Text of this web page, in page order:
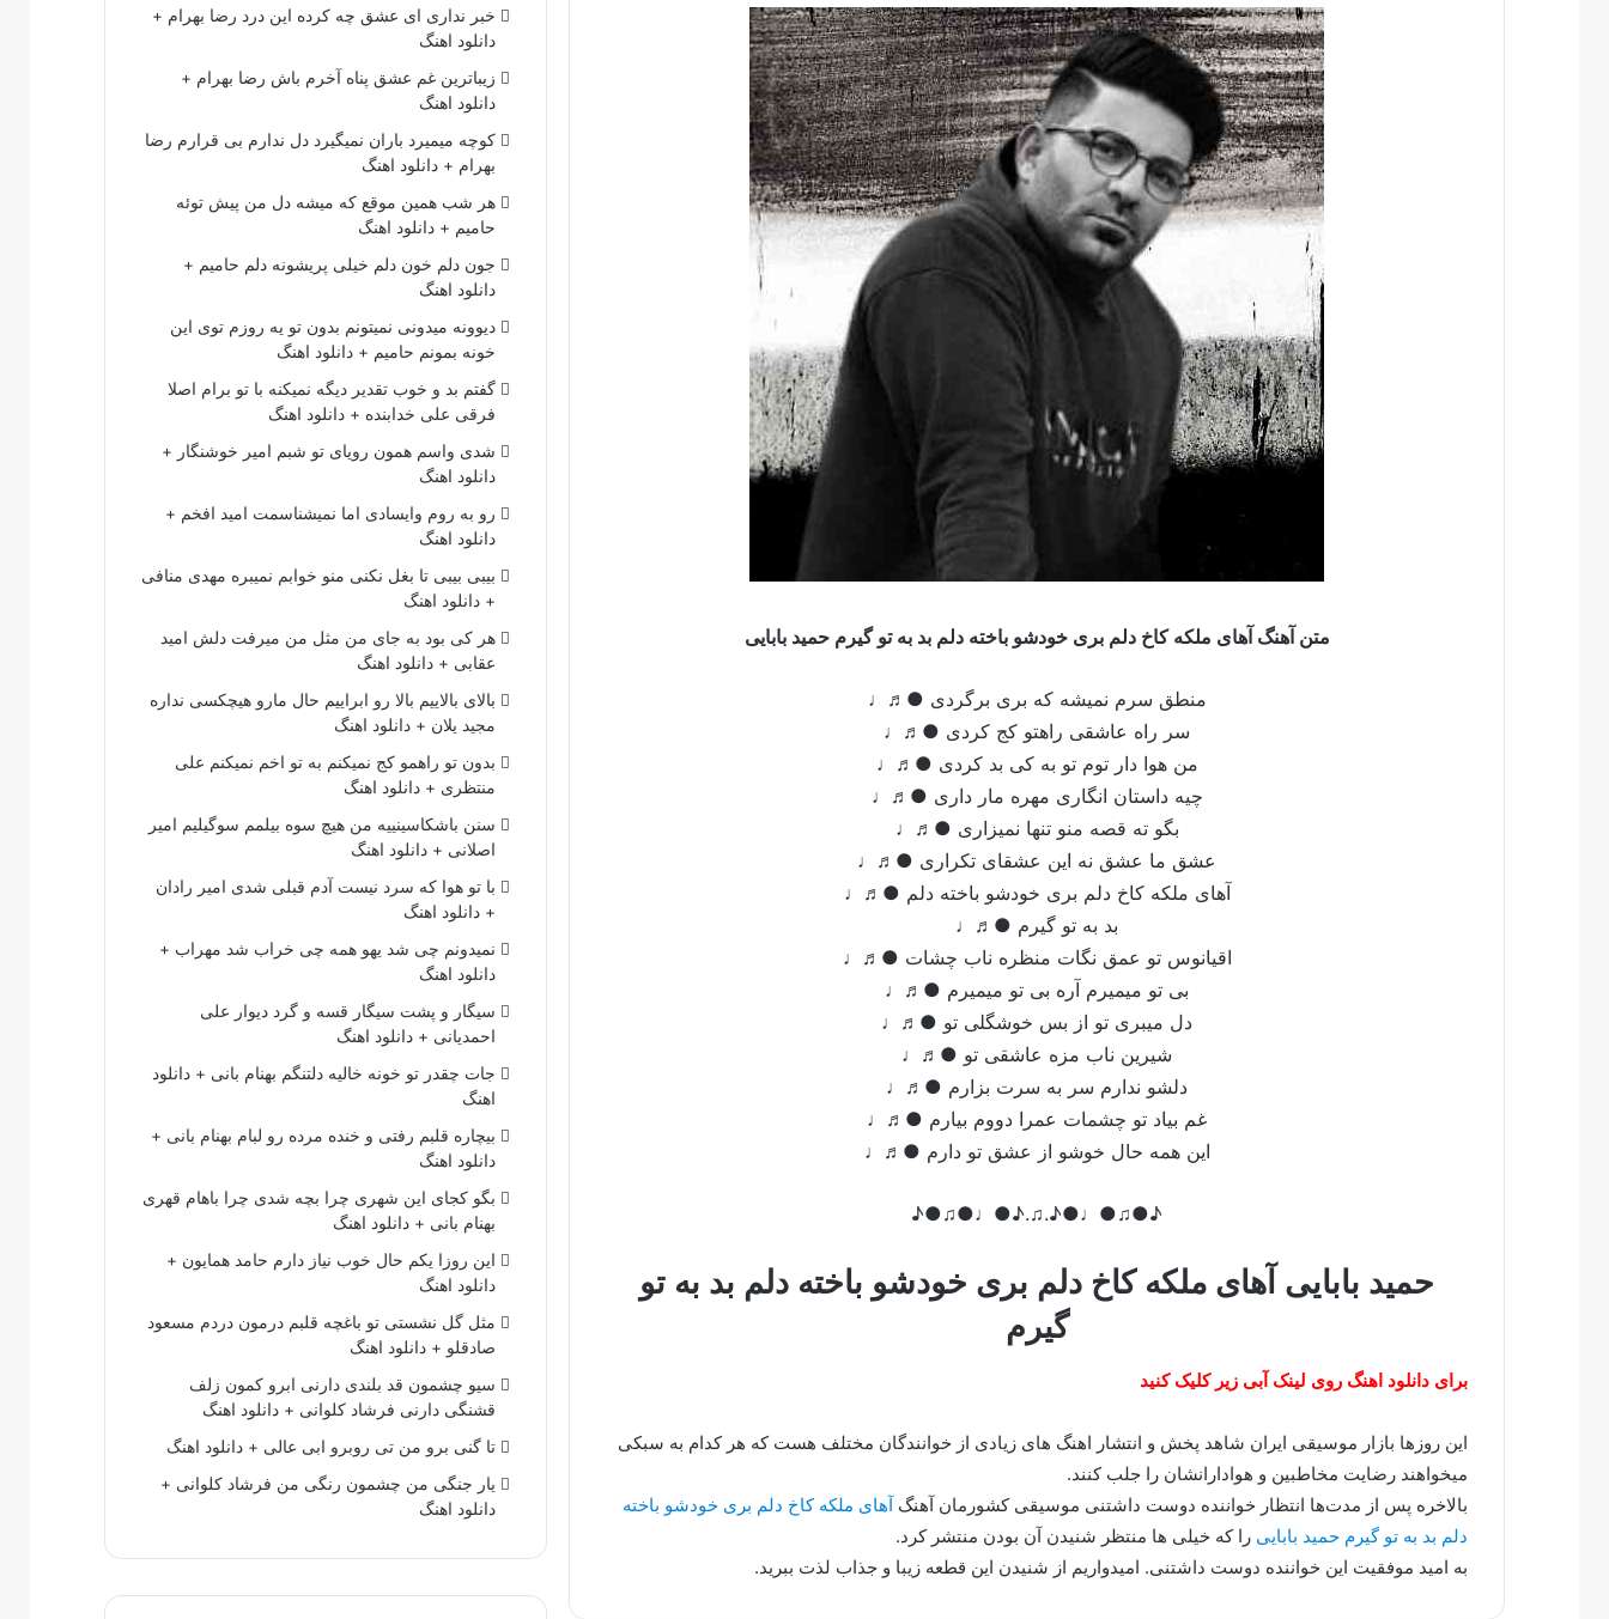
متن آهنگ آهای ملکه کاخ دلم بری خودشو باخته دلم بد به تو گیرم حمید بابایی
منطق سرم نمیشه که بری برگردی ●♬♩
سر راه عاشقی راهتو کج کردی ●♬♩
من هوا دار توم تو به کی بد کردی ●♬♩
چیه داستان انگاری مهره مار داری ●♬♩
بگو ته قصه منو تنها نمیزاری ●♬♩
عشق ما عشق نه این عشقای تکراری ●♬♩
آهای ملکه کاخ دلم بری خودشو باخته دلم ●♬♩
بد به تو گیرم ●♬♩
اقیانوس تو عمق نگات منظره ناب چشات ●♬♩
بی تو میمیرم آره بی تو میمیرم ●♬♩
دل میبری تو از بس خوشگلی تو ●♬♩
شیرین ناب مزه عاشقی تو ●♬♩
دلشو ندارم سر به سرت بزارم ●♬♩
غم بیاد تو چشمات عمرا دووم بیارم ●♬♩
این همه حال خوشو از عشق تو دارم ●♬♩
♪●♫●♩●♪.♫.♪●♩●♫●♪
حمید بابایی آهای ملکه کاخ دلم بری خودشو باخته دلم بد به تو
گیرم
برای دانلود اهنگ روی لینک آبی زیر کلیک کنید
این روزها بازار موسیقی ایران شاهد پخش و انتشار اهنگ های زیادی از خوانندگان مختلف هست که هر کدام به سبکی
میخواهند رضایت مخاطبین و هوادارانشان را جلب کنند.
بالاخره پس از مدت‌ها انتظار خواننده دوست داشتنی موسیقی کشورمان آهنگآهای ملکه کاخ دلم بری خودشو باخته
دلم بد به تو گیرم حمید بابایی را که خیلی ها منتظر شنیدن آن بودن منتشر کرد.
به امید موفقیت این خواننده دوست داشتنی. امیدواریم از شنیدن این قطعه زیبا و جذاب لذت ببرید.
خبر نداری ای عشق چه کرده این درد رضا بهرام +
دانلود اهنگ
زیباترین غم عشق پناه آخرم باش رضا بهرام +
دانلود اهنگ
کوچه میمیرد باران نمیگیرد دل ندارم بی قرارم رضا
بهرام + دانلود اهنگ
هر شب همین موقع که میشه دل من پیش توئه
حامیم + دانلود اهنگ
جون دلم خون دلم خیلی پریشونه دلم حامیم +
دانلود اهنگ
دیوونه میدونی نمیتونم بدون تو یه روزم توی این
خونه بمونم حامیم + دانلود اهنگ
گفتم بد و خوب تقدیر دیگه نمیکنه با تو برام اصلا
فرقی علی خدابنده + دانلود اهنگ
شدی واسم همون رویای تو شبم امیر خوشنگار +
دانلود اهنگ
رو به روم وایسادی اما نمیشناسمت امید افخم +
دانلود اهنگ
بیبی بیبی تا بغل نکنی منو خوابم نمیبره مهدی منافی
+ دانلود اهنگ
هر کی بود به جای من مثل من میرفت دلش امید
عقابی + دانلود اهنگ
بالای بالاییم بالا رو ابراییم حال مارو هیچکسی نداره
مجید یلان + دانلود اهنگ
بدون تو راهمو کج نمیکنم به تو اخم نمیکنم علی
منتظری + دانلود اهنگ
سنن باشکاسینییه من هیچ سوه بیلمم سوگیلیم امیر
اصلانی + دانلود اهنگ
با تو هوا که سرد نیست آدم قبلی شدی امیر رادان
+ دانلود اهنگ
نمیدونم چی شد یهو همه چی خراب شد مهراب +
دانلود اهنگ
سیگار و پشت سیگار قسه و گرد دیوار علی
احمدیانی + دانلود اهنگ
جات چقدر تو خونه خالیه دلتنگم بهنام بانی + دانلود
اهنگ
بیچاره قلبم رفتی و خنده مرده رو لبام بهنام بانی +
دانلود اهنگ
بگو کجای این شهری چرا بچه شدی چرا باهام قهری
بهنام بانی + دانلود اهنگ
این روزا یکم حال خوب نیاز دارم حامد همایون +
دانلود اهنگ
مثل گل نشستی تو باغچه قلبم درمون دردم مسعود
صادقلو + دانلود اهنگ
سیو چشمون قد بلندی دارنی ابرو کمون زلف
قشنگی دارنی فرشاد کلوانی + دانلود اهنگ
تا گنی برو من تی روبرو ابی عالی + دانلود اهنگ
یار جنگی من چشمون رنگی من فرشاد کلوانی +
دانلود اهنگ